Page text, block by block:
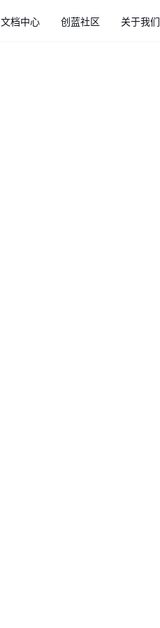
文档中心 创蓝社区 关于我们